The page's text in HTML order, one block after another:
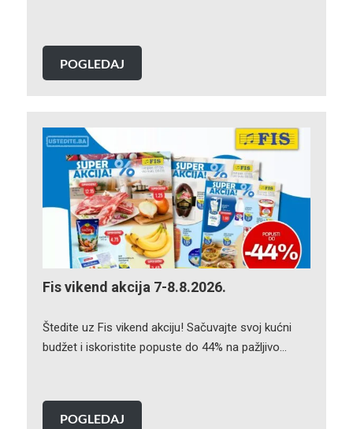
POGLEDAJ
Fis vikend akcija 7-8.8.2026.
Štedite uz Fis vikend akciju! Sačuvajte svoj kućni
budžet i iskoristite popuste do 44% na pažljivo…
POGLEDAJ